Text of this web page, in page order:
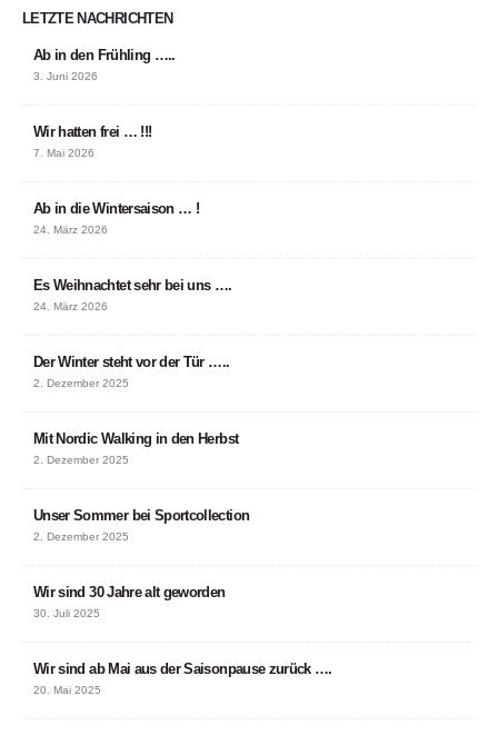
LETZTE NACHRICHTEN
Ab in den Frühling …..
3. Juni 2026
Wir hatten frei … !!!
7. Mai 2026
Ab in die Wintersaison … !
24. März 2026
Es Weihnachtet sehr bei uns ….
24. März 2026
Der Winter steht vor der Tür …..
2. Dezember 2025
Mit Nordic Walking in den Herbst
2. Dezember 2025
Unser Sommer bei Sportcollection
2. Dezember 2025
Wir sind 30 Jahre alt geworden
30. Juli 2025
Wir sind ab Mai aus der Saisonpause zurück ….
20. Mai 2025